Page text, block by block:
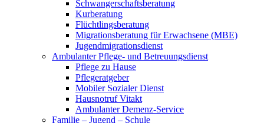
Schwangerschaftsberatung
Kurberatung
Flüchtlingsberatung
Migrationsberatung für Erwachsene (MBE)
Jugendmigrationsdienst
Ambulanter Pflege- und Betreuungsdienst
Pflege zu Hause
Pflegeratgeber
Mobiler Sozialer Dienst
Hausnotruf Vitakt
Ambulanter Demenz-Service
Familie – Jugend – Schule